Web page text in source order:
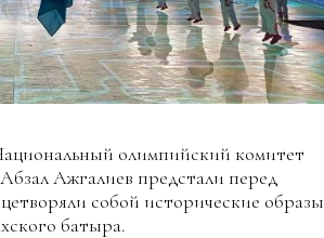
олимпийский комитет
Ажгалиев предстали перед
собой исторические образы
батыра.